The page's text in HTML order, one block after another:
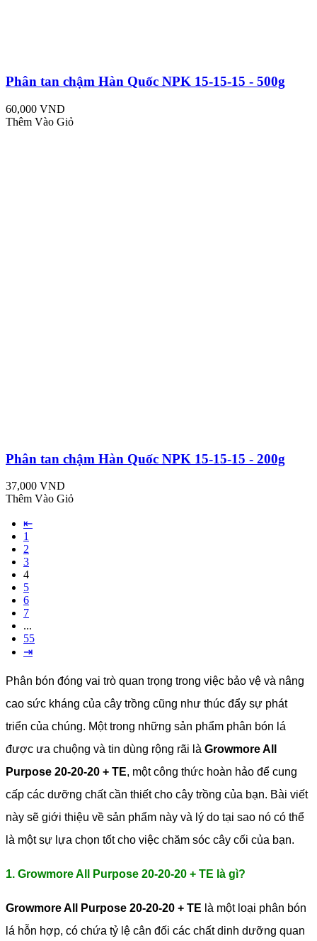
Phân tan chậm Hàn Quốc NPK 15-15-15 - 500g
60,000 VND
Thêm Vào Giỏ
Phân tan chậm Hàn Quốc NPK 15-15-15 - 200g
37,000 VND
Thêm Vào Giỏ
⇤
1
2
3
4
5
6
7
...
55
⇥
Phân bón đóng vai trò quan trọng trong việc bảo vệ và nâng
cao sức kháng của cây trồng cũng như thúc đẩy sự phát
triển của chúng. Một trong những sản phẩm phân bón lá
được ưa chuộng và tin dùng rộng rãi là Growmore All
Purpose 20-20-20 + TE, một công thức hoàn hảo để cung
cấp các dưỡng chất cần thiết cho cây trồng của bạn. Bài viết
này sẽ giới thiệu về sản phẩm này và lý do tại sao nó có thể
là một sự lựa chọn tốt cho việc chăm sóc cây cối của bạn.
1. Growmore All Purpose 20-20-20 + TE là gì?
Growmore All Purpose 20-20-20 + TE là một loại phân bón
lá hỗn hợp, có chứa tỷ lệ cân đối các chất dinh dưỡng quan